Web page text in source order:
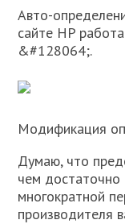
Авто-
сайте HP
&#128064;.
Модификация
Думаю, что
чем
многократной
производителя